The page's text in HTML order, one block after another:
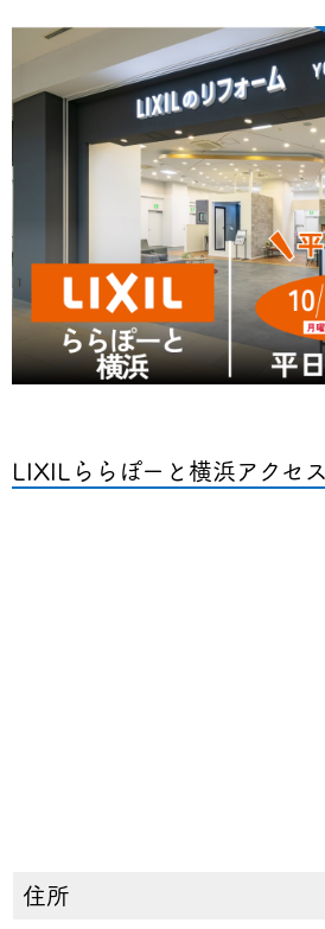
LIXILららぽーと横浜アクセス
住所